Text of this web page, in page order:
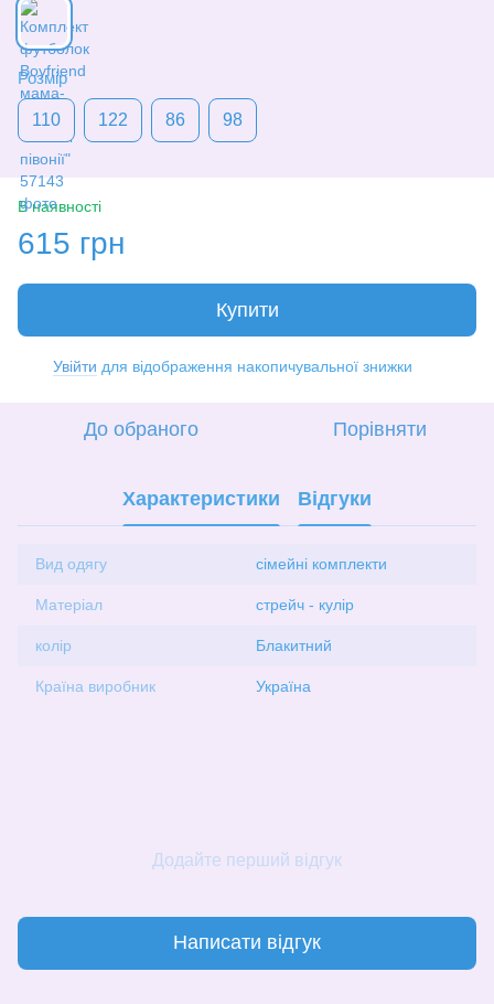
Розмір
110 122 86 98
В наявності
615 грн
Купити
Увійти для відображення накопичувальної знижки
До обраного Порівняти
Характеристики Відгуки
Вид одягу сімейні комплекти
Матеріал стрейч - кулір
колір Блакитний
Країна виробник Україна
Додайте перший відгук
Написати відгук